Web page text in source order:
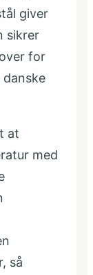
giver
sikrer
for
at
med
så